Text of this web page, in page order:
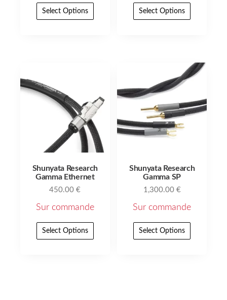
Select Options Select Options
Shunyata Research
Gamma Ethernet
450.00€
Sur commande
Select Options
Shunyata Research
Gamma SP
1,300.00 €
Sur commande
Select Options